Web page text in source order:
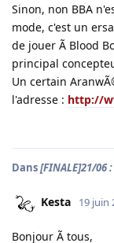
Sinon, non BBA
mode, c'est un
de jouer Ã Blood
principal
Un certain
l'adresse : http://
Dans[FINALE]21/06
Kesta 19 juin
Bonjour Ã tous,